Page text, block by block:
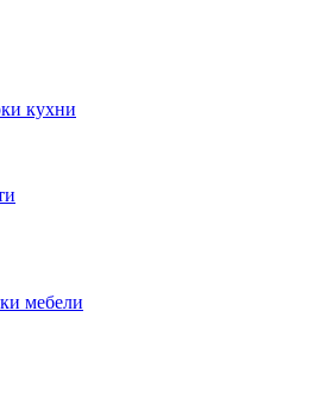
кухни
мебели